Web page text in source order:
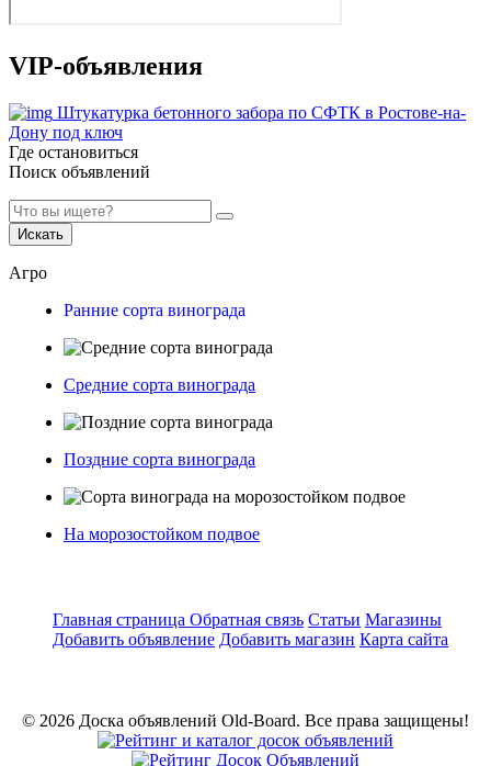
VIP-объявления
Штукатурка бетонного забора по СФТК в Ростове-на-
Дону под ключ
Где остановиться
Поиск объявлений
Искать
Агро
Ранние сорта винограда
Средние сорта винограда
Поздние сорта винограда
На морозостойком подвое
Главная страница Обратная связь Статьи Магазины
Добавить объявление Добавить магазин Карта сайта
© 2026 Доска объявлений Old-Board. Все права защищены!